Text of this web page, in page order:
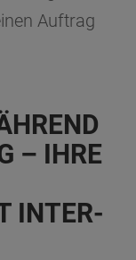
Auftrag
– IHRE
INTER-